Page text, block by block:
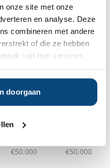
onze site met onze
en analyse. Deze
combineren met andere
of die ze hebben
van hun services.
doorgaan
een
ontvangt u
die het
situatie, wensen en
€50.000
€50.000